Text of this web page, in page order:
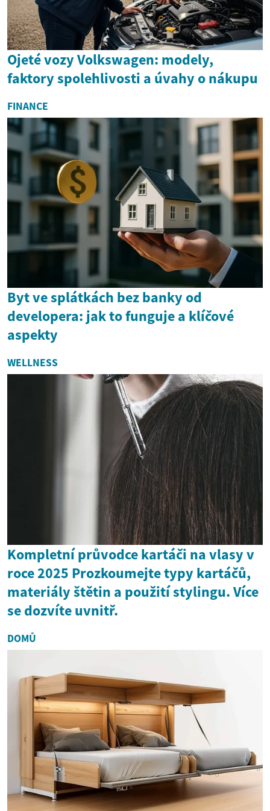
Ojeté vozy Volkswagen: modely,
faktory spolehlivosti a úvahy o nákupu
FINANCE
Byt ve splátkách bez banky od
developera: jak to funguje a klíčové
aspekty
WELLNESS
Kompletní průvodce kartáči na vlasy v
roce 2025 Prozkoumejte typy kartáčů,
materiály štětin a použití stylingu. Více
se dozvíte uvnitř.
DOMŮ